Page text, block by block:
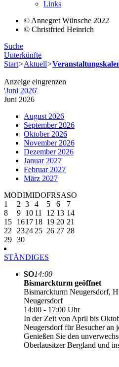
Links
© Annegret Wünsche 2022
© Christfried Heinrich
Suche
Unterkünfte
Start>Aktuell>
Anzeige eingrenzen
'Juni 2026'
Juni 2026
August 2026
September 2026
Oktober 2026
November 2026
Dezember 2026
Januar 2027
Februar 2027
März 2027
MODIMIDOFRSASO
1
2 3 4 5 6
7
8
9 10 11 12 13 14
15
1617 18 19 20 21
22
2324 25 26 27 28
29 30
STÄNDIGES
SO14:00
Bismarckturm geöffnet
Bismarckturm Neugersdorf,
Neugersdorf
14:00 - 17:00 Uhr
In der Zeit von April bis
Neugersdorf für Besucher an
Genießen Sie den
Oberlausitzer Bergland und